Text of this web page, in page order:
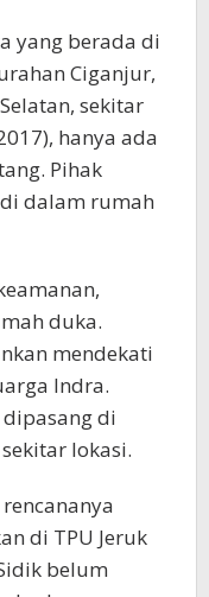
yang berada di
Ciganjur,
sekitar
hanya ada
Pihak
dalam rumah
duka.
mendekati
Indra.
di
lokasi.
di TPU Jeruk
belum